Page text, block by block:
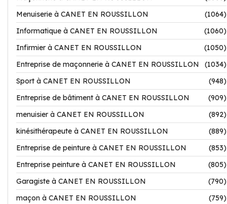
Menuiserie à CANET EN ROUSSILLON
(1064)
Informatique à CANET EN ROUSSILLON
(1060)
Infirmier à CANET EN ROUSSILLON
(1050)
Entreprise de maçonnerie à CANET EN ROUSSILLON
(1034)
Sport à CANET EN ROUSSILLON
(948)
Entreprise de bâtiment à CANET EN ROUSSILLON
(909)
menuisier à CANET EN ROUSSILLON
(892)
kinésithérapeute à CANET EN ROUSSILLON
(889)
Entreprise de peinture à CANET EN ROUSSILLON
(853)
Entreprise peinture à CANET EN ROUSSILLON
(805)
Garagiste à CANET EN ROUSSILLON
(790)
maçon à CANET EN ROUSSILLON
(759)